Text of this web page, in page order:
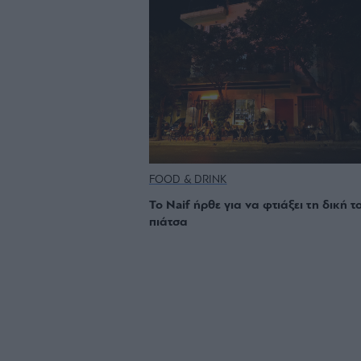
FOOD & DRINK
Το Naif ήρθε για να φτιάξει τη δική
πιάτσα